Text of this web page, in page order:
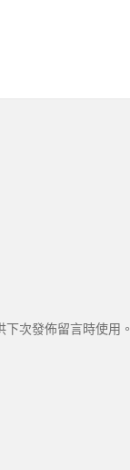
次發佈留言時使用。